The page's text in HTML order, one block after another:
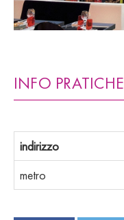
INFO PRATICHE
indirizzo
metro